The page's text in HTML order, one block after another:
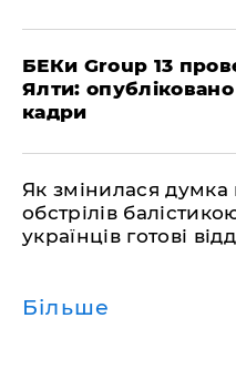
БЕКи Group 13
Ялти:
кадри
Як змінилася думка
обстрілів
українців готові
Більше